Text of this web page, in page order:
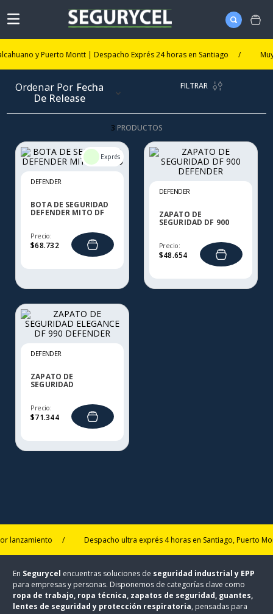
y Puerto Montt | Despacho Exprés 24 horas en Santiago
Ordenar Por Fecha
De Release
FILTRAR
3 PRODUCTOS
DEFENDER
BOTA DE SEGURIDAD
DEFENDER MITO DF
Precio:
$68.732
DEFENDER
ZAPATO DE
SEGURIDAD DF 900
Precio:
$48.654
DEFENDER
ZAPATO DE
SEGURIDAD
Precio:
$71.344
lanzamiento Despacho ultra exprés 4 horas en Santiago, Puerto
En Segurycel encuentras soluciones de seguridad industrial y EPP
para empresas y personas. Disponemos de categorías clave como
ropa de trabajo, ropa técnica, zapatos de seguridad, guantes,
lentes de seguridad y protección respiratoria, pensadas para